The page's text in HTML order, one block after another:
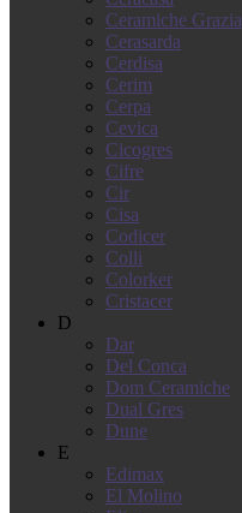
Ceramiche Grazia
Cerasarda
Cerdisa
Cerim
Cerpa
Cevica
Cicogres
Cifre
Cir
Cisa
Codicer
Colli
Colorker
Cristacer
D
Dar
Del Conca
Dom Ceramiche
Dual Gres
Dune
E
Edimax
El Molino